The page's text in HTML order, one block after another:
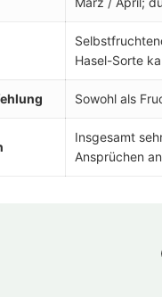
Hasel-Sorte
Sowohl als
Insgesamt
Ansprüchen